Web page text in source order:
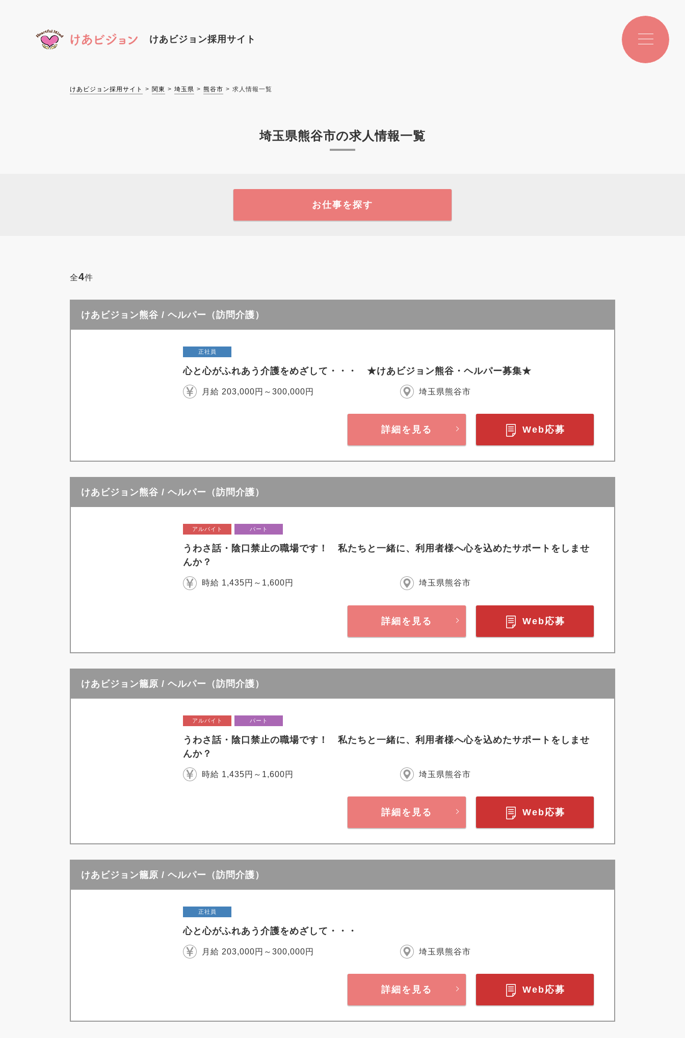
けあビジョン採用サイト
けあビジョン採用サイト 関東 埼玉県 熊谷市 求人情報一覧
埼玉県熊谷市の求人情報一覧
お仕事を探す
全4件
けあビジョン熊谷 / ヘルパー（訪問介護）
正社員
心と心がふれあう介護をめざして・・・ ★けあビジョン熊谷・ヘルパー募集★
月給 203,000円～300,000円 埼玉県熊谷市
詳細を見る Web応募
けあビジョン熊谷 / ヘルパー（訪問介護）
アルバイト パート
うわさ話・陰口禁止の職場です！ 私たちと一緒に、利用者様へ心を込めたサポートをしませ
んか？
時給 1,435円～1,600円 埼玉県熊谷市
詳細を見る Web応募
けあビジョン籠原 / ヘルパー（訪問介護）
アルバイト パート
うわさ話・陰口禁止の職場です！ 私たちと一緒に、利用者様へ心を込めたサポートをしませ
んか？
時給 1,435円～1,600円 埼玉県熊谷市
詳細を見る Web応募
けあビジョン籠原 / ヘルパー（訪問介護）
正社員
心と心がふれあう介護をめざして・・・
月給 203,000円～300,000円 埼玉県熊谷市
詳細を見る Web応募